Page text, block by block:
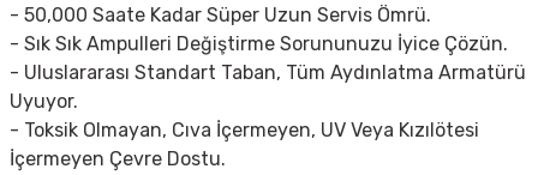
- 50,000 Saate Kadar Süper Uzun Servis Ömrü.
- Sık Sık Ampulleri Değiştirme Sorununuzu İyice Çözün.
- Uluslararası Standart Taban, Tüm Aydınlatma Armatürü
Uyuyor.
- Toksik Olmayan, Cıva İçermeyen, UV Veya Kızılötesi
İçermeyen Çevre Dostu.